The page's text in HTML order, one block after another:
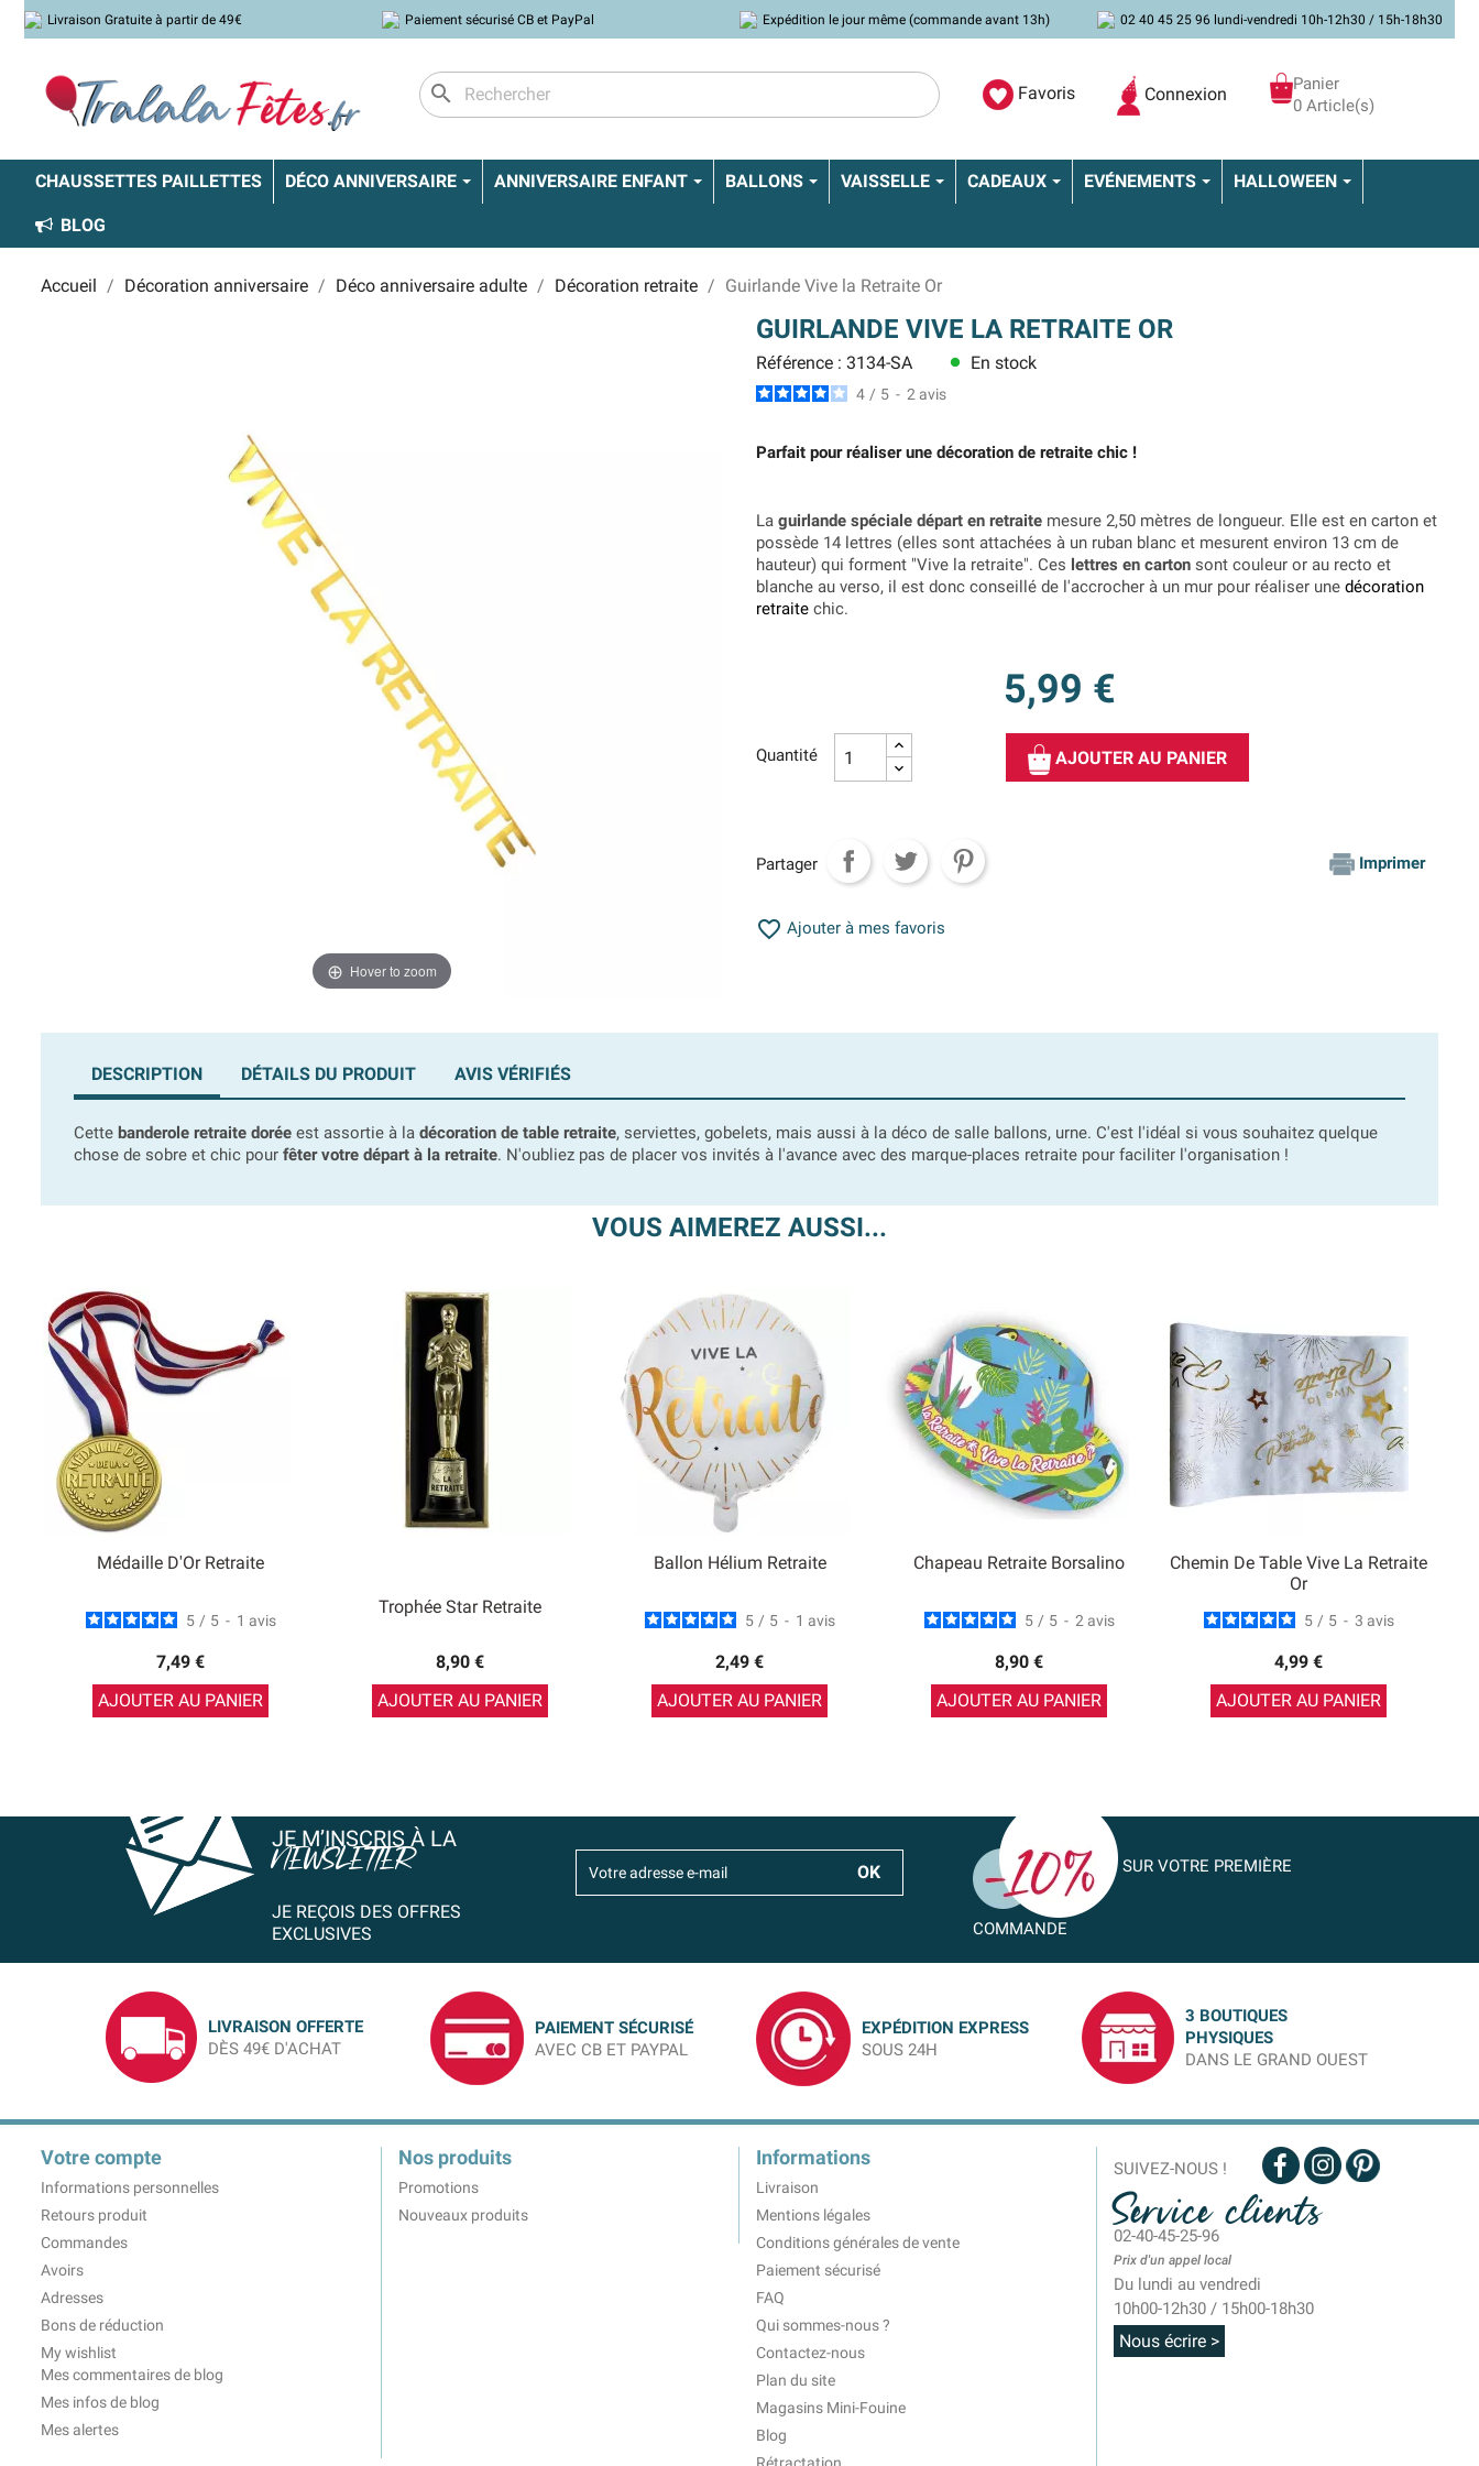
Livraison Gratuite à partir de 49€ Paiement sécurisé CB et PayPal Expédition le jour même (commande avant 13h) 02 40 45 25 96 lundi-vendredi 10h-12h30 / 15h-18h30
search Favoris Connexion
Panier
0 Article(s)
CHAUSSETTES PAILLETTES DÉCO ANNIVERSAIRE ANNIVERSAIRE ENFANT BALLONS VAISSELLE CADEAUX EVÉNEMENTS HALLOWEEN
BLOG
Accueil Décoration anniversaire Déco anniversaire adulte Décoration retraite Guirlande Vive la Retraite Or
Hover to zoom
GUIRLANDE VIVE LA RETRAITE OR
Référence : 3134-SA lens En stock
4 / 5 - 2 avis
Parfait pour réaliser une décoration de retraite chic !
La guirlande spéciale départ en retraite mesure 2,50 mètres de longueur. Elle est en carton et
possède 14 lettres (elles sont attachées à un ruban blanc et mesurent environ 13 cm de
hauteur) qui forment "Vive la retraite". Ces lettres en carton sont couleur or au recto et
blanche au verso, il est donc conseillé de l'accrocher à un mur pour réaliser une décoration
retraite chic.
5,99 €
Quantité AJOUTER AU PANIER
Partager Imprimer
 Ajouter à mes favoris
DESCRIPTION DÉTAILS DU PRODUIT AVIS VÉRIFIÉS
Cette banderole retraite dorée est assortie à la décoration de table retraite, serviettes, gobelets, mais aussi à la déco de salle ballons, urne. C'est l'idéal si vous souhaitez quelque
chose de sobre et chic pour fêter votre départ à la retraite. N'oubliez pas de placer vos invités à l'avance avec des marque-places retraite pour faciliter l'organisation !
VOUS AIMEREZ AUSSI...
Médaille D'Or Retraite
5 / 5 - 1 avis
7,49 €
AJOUTER AU PANIER
Trophée Star Retraite
8,90 €
AJOUTER AU PANIER
Ballon Hélium Retraite
5 / 5 - 1 avis
2,49 €
AJOUTER AU PANIER
Chapeau Retraite Borsalino
5 / 5 - 2 avis
8,90 €
AJOUTER AU PANIER
Chemin De Table Vive La Retraite
Or
5 / 5 - 3 avis
4,99 €
AJOUTER AU PANIER
JE M’INSCRIS À LA
NEWSLETTER
JE REÇOIS DES OFFRES
EXCLUSIVES
SUR VOTRE PREMIÈRE
COMMANDE
LIVRAISON OFFERTE
DÈS 49€ D'ACHAT
PAIEMENT SÉCURISÉ
AVEC CB ET PAYPAL
EXPÉDITION EXPRESS
SOUS 24H
3 BOUTIQUES
PHYSIQUES
DANS LE GRAND OUEST
Votre compte
Informations personnelles
Retours produit
Commandes
Avoirs
Adresses
Bons de réduction
My wishlist
Mes commentaires de blog
Mes infos de blog
Mes alertes
Nos produits
Promotions
Nouveaux produits
Informations
Livraison
Mentions légales
Conditions générales de vente
Paiement sécurisé
FAQ
Qui sommes-nous ?
Contactez-nous
Plan du site
Magasins Mini-Fouine
Blog
SUIVEZ-NOUS !
Service clients
02-40-45-25-96
Prix d'un appel local
Du lundi au vendredi
10h00-12h30 / 15h00-18h30
Nous écrire >